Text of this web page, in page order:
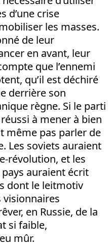
d’une crise
les masses.
de leur
en avant, leur
que l’ennemi
qu’il est déchiré
derrière son
règne. Si le parti
à mener à bien
même pas parler de
Les soviets auraient
révolution, et les
auraient écrit
dont le leitmotiv
visionnaires
en Russie, de la
si faible,
mûr.